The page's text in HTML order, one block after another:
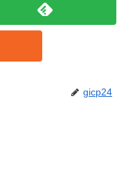
gicp24